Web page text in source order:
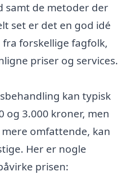
samt de metoder der
set er det en god idé
forskellige fagfolk,
priser og services.
kan typisk
og 3.000 kroner, men
omfattende, kan
Her er nogle
prisen: